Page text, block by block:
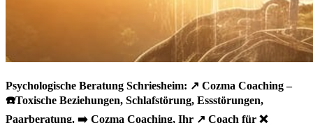
Psychologische Beratung Schriesheim: ↗️ Cozma Coaching –
☎️Toxische Beziehungen, Schlafstörung, Essstörungen,
Paarberatung. ➡️ Cozma Coaching, Ihr ↗️ Coach für ❌